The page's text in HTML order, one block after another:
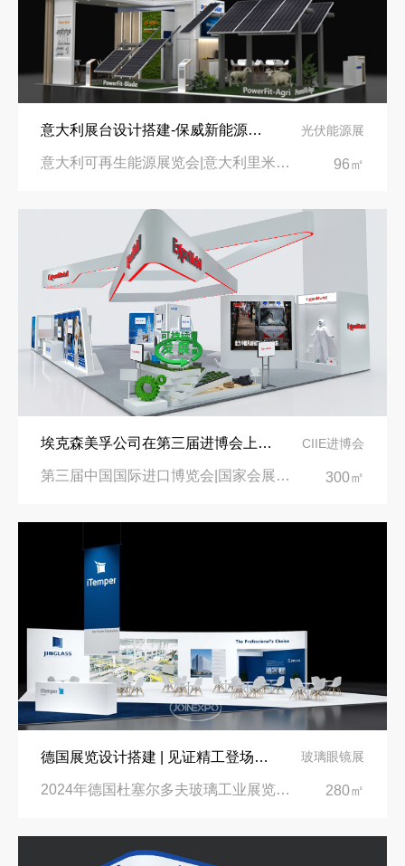
看得见的品质：人民网对中励展览的采访报道
印度智能家居展倒计时：智能展台设计区的3个致命陷阱与破局公式
拓展新市场：不得不学的境外展览会参展指南
意大利展台设计搭建-保威新能源在意大利里米尼会展中心推出最新产品-中励展览设计策划公司 光伏能源展
意大利可再生能源展览会|意大利里米尼会展中心 96㎡
埃克森美孚公司在第三届进博会上展示非凡的展台搭建设计 CIIE进博会
第三届中国国际进口博览会|国家会展中心 300㎡
德国展览设计搭建 | 见证精工登场玻璃工业展览会 Glasstec 2024 玻璃眼镜展
2024年德国杜塞尔多夫玻璃工业展览会Glasstec|德国杜塞尔多夫会展中心 280㎡